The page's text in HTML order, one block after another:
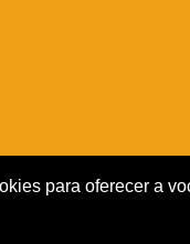
para oferecer a